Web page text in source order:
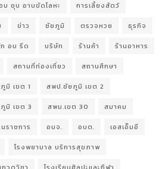
บ ชุบ อาบขัดโลหะ การเลี้ยงสัตว์
ข่าว ชัยภูมิ ตรวจหวย ธุรกิจ
อบ รีด บริษัท ร้านค้า ร้านอาหาร
สถานที่ท่องเที่ยว สถานศึกษา
มิ เขต 1 สพป.ชัยภูมิ เขต 2
มิ เขต 3 สพม.เขต 30 สมาคม
ราชการ อบจ. อบต. เอสเอ็มอี
โรงพยาบาล บริการสุขภาพ